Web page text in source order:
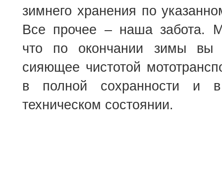
зимнего хранения по
Все прочее – наша забота.
что по окончании зимы вы
сияющее чистотой
в полной сохранности и в
техническом состоянии.